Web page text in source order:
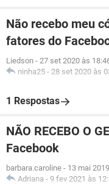
Não recebo meu
fatores do
Liedson - 27 set 2020 às
ninha25 - 28 set 2020 às
1 Respostas
NÃO RECEBO O
Facebook
barbara.caroline - 13 mai
Adriana - 9 fev 2021 às